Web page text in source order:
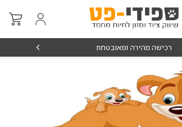
רכישה מהירה ומאובטחת